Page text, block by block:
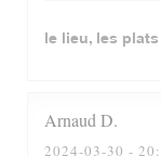
le lieu, les
ArnaudD
2024-03-30 -